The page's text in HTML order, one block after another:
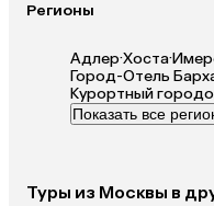
Регионы
Адлер·Хоста·
Город-Отель
Курортный
Показать все
Туры из Москвы в